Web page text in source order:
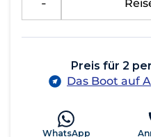
Preis für 2
Das Boot auf
WhatsApp